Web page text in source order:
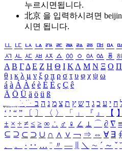
누르시면됩니다.
北京 을 입력하시려면
시면 됩니다.
ㅥ ㅦ ㅧ ㅨ ㅩ ㅪ ㅫ ㅬ ㅭ ㅮ ㅯ
ㅺ ㅻ ㅼ ㅽ ㅾ ㅿ ㆀ ㆁ ㆂ ㆃ ㆄ
Α Β ΓΔ Ε Ζ Η Θ Ι ΚΛ Μ Ν Ξ Ο Π
θ ι κ λ μ ν ξ ο π ρ σ τ υ φ χ ψ ω
á à Á À é è É È ç Ç ê
Ä Ö Ü ä ö ü ß
ִֶֹ ֻּ ׁׂ ח י ע כ ג ד ש ץ ת צ מ נ ה ב
‘ ’ “ ” 〔 〕 〈 〉 「 」 『 』 【 】
± × ÷ ≠ ≤ ≥ ∞ ∴ ♂ ♀ ∠ ⊥ ⌒ ∂ ∇ ≡
⊆ ⊇ ⊂ ⊃ ∪ ∩ ∧ ∨ ￢ ⇒ ⇔ ∀ ∃ ∮
、
。 · ‥ … ¨ 〃 ― ＼ ∼ ´ ～ ˇ ˘